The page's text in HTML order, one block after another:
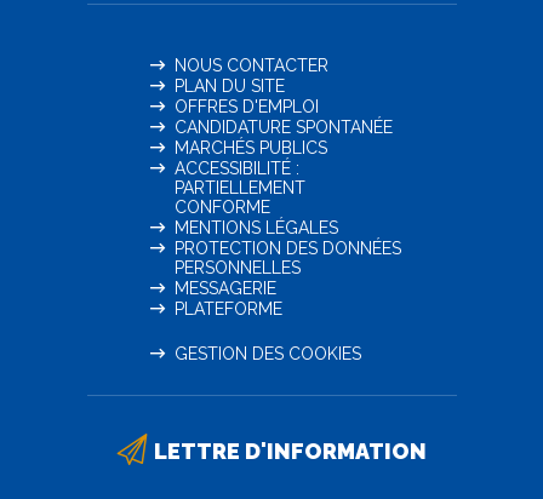
NOUS CONTACTER
PLAN DU SITE
OFFRES D'EMPLOI
CANDIDATURE SPONTANÉE
MARCHÉS PUBLICS
ACCESSIBILITÉ :
PARTIELLEMENT
CONFORME
MENTIONS LÉGALES
PROTECTION DES DONNÉES
PERSONNELLES
MESSAGERIE
PLATEFORME
GESTION DES COOKIES
LETTRE D'INFORMATION